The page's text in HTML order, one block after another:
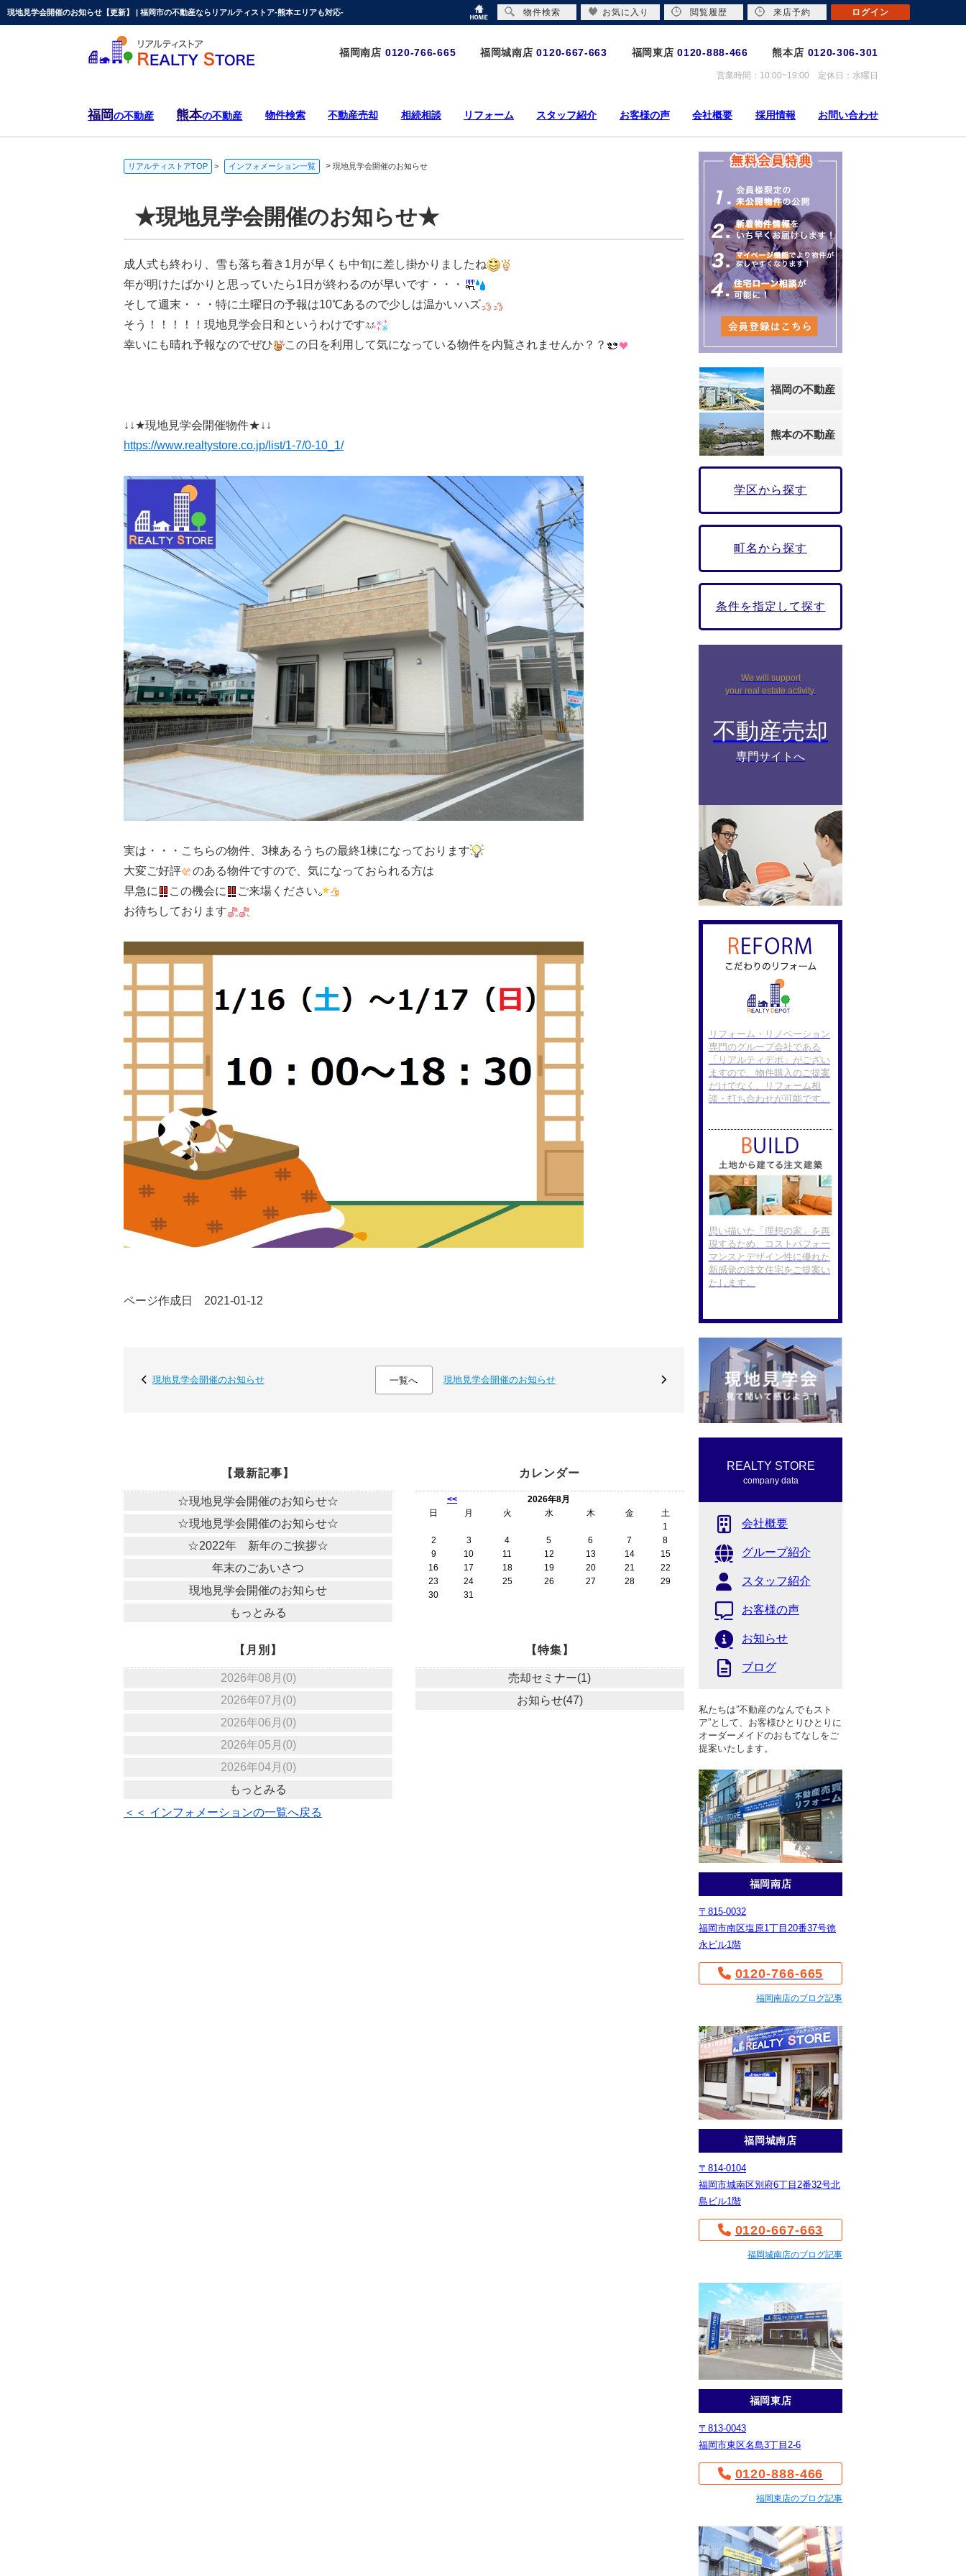
現地見学会開催のお知らせ【更新】 | 福岡市の不動産ならリアルティストア-熊本エリアも対応-
福岡南店 0120-766-665 福岡城南店 0120-667-663 福岡東店 0120-888-466 熊本店 0120-306-301
営業時間：10:00~19:00 定休日：水曜日
福岡の不動産 熊本の不動産 物件検索 不動産売却 相続相談 リフォーム スタッフ紹介 お客様の声 会社概要 採用情報 お問い合わせ
リアルティストアTOP > インフォメーション一覧 > 現地見学会開催のお知らせ
★現地見学会開催のお知らせ★
成人式も終わり、雪も落ち着き1月が早くも中旬に差し掛かりましたね
年が明けたばかりと思っていたら1日が終わるのが早いです・・・
そして週末・・・特に土曜日の予報は10℃あるので少しは温かいハズ
そう！！！！！現地見学会日和というわけです
幸いにも晴れ予報なのでぜひ
この日を利用して気になっている物件を内覧されませんか？？
↓↓★現地見学会開催物件★↓↓
https://www.realtystore.co.jp/list/1-7/0-10_1/
実は・・・こちらの物件、3棟あるうちの最終1棟になっております
大変ご好評
のある物件ですので、気になっておられる方は
早急に
この機会に
ご来場ください
お待ちしております
ページ作成日 2021-01-12
現地見学会開催のお知らせ 一覧へ 現地見学会開催のお知らせ
【最新記事】
☆現地見学会開催のお知らせ☆
☆現地見学会開催のお知らせ☆
☆2022年 新年のご挨拶☆
年末のごあいさつ
現地見学会開催のお知らせ
もっとみる
カレンダー
<<
2026年8月
日
月 火 水 木 金
土
1
2
3 4 5 6 7
8
9
10 11 12 13 14
15
16
17 18 19 20 21
22
23
24 25 26 27 28
29
30
31
【月別】
2026年08月(0)
2026年07月(0)
2026年06月(0)
2026年05月(0)
2026年04月(0)
もっとみる
【特集】
売却セミナー(1)
お知らせ(47)
＜＜ インフォメーションの一覧へ戻る
福岡の不動産
熊本の不動産
学区から探す
町名から探す
条件を指定して探す
We will support
your real estate activity.
不動産売却
専門サイトへ
リフォーム・リノベーション
専門のグループ会社である
「リアルティデポ」がござい
ますので、物件購入のご提案
だけでなく、リフォーム相
談・打ち合わせが可能です。
思い描いた「理想の家」を再
現するため、コストパフォー
マンスとデザイン性に優れた
新感覚の注文住宅をご提案い
たします。
REALTY STORE
company data
会社概要
グループ紹介
スタッフ紹介
お客様の声
お知らせ
ブログ
私たちは”不動産のなんでもスト
ア”として、お客様ひとりひとりに
オーダーメイドのおもてなしをご
提案いたします。
福岡南店
〒815-0032
福岡市南区塩原1丁目20番37号徳
永ビル1階
0120-766-665
福岡南店のブログ記事
福岡城南店
〒814-0104
福岡市城南区別府6丁目2番32号北
島ビル1階
0120-667-663
福岡城南店のブログ記事
福岡東店
〒813-0043
福岡市東区名島3丁目2-6
0120-888-466
福岡東店のブログ記事
物件検索 お気に入り 閲覧履歴 来店予約 ログイン